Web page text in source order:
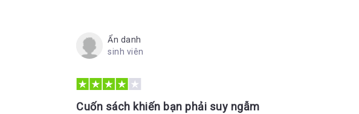
Ẩn danh
sinh viên
Cuốn sách khiến bạn phải suy ngẫm